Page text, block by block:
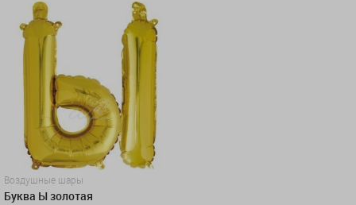
Воздушные шары
Буква Ы золотая